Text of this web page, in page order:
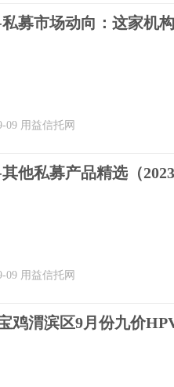
09 用益信托网
他私募产品精选（
09 用益信托网
鸡渭滨区9月份九价